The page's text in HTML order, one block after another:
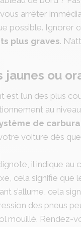
arrêter
possible. Ignorer
plus graves.
jaunes ou
est l’un des plus
au
de
voiture dès
il indique
cela signifie que
s’allume, cela
des pneus
mouillé. Rendez-